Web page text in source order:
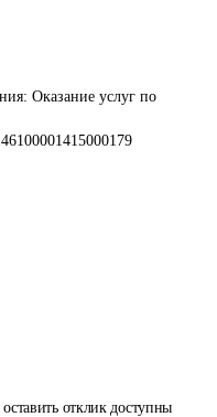
отклик доступны
Оказание услуг по